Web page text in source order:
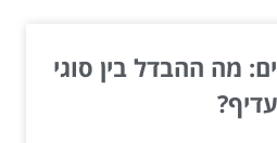
מה ההבדל בין סוגי